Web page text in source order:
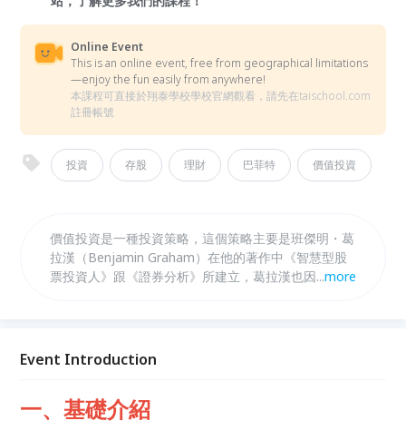
Online Event
This is an online event, free from geographical limitations
—enjoy the fun easily from anywhere!
本課程可直接於翔泰學校學校官網觀看，請先在taischool.com
註冊帳號
投資 存股 理財 巴菲特 價值投資
價值投資是一種投資策略，這個策略主要是班傑明・葛
拉漢（Benjamin Graham）在他的著作中《智慧型股
票投資人》跟《證券分析》所建立，葛拉漢也因此被稱
們就開始來學習，利用簡單的方式，找尋好公司來投資
...more
Event Introduction
一、基礎介紹